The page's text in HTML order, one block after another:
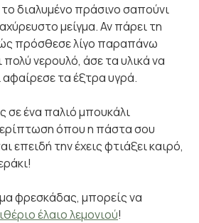
το διαλυμένο πράσινο σαπούνι
μείγμα. Αν πάρει τη
πρόσθεσε λίγο παραπάνω
πολύ νερουλό, άσε τα υλικά να
τα έξτρα υγρά.
σε ένα παλιό μπουκάλι
όπου η πάστα σου
επειδή την έχεις φτιάξει καιρό,
φρεσκάδας, μπορείς να
έλαιο λεμονιού!